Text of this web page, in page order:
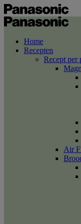
Home
Recepten
Recept per
Air